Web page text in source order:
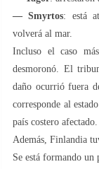
— Smyrtos: está
volverá al mar.
Incluso el caso
desmoronó. El
daño ocurrió fuera
corresponde al
país costero afectado.
Además, Finlandia
Se está formando un